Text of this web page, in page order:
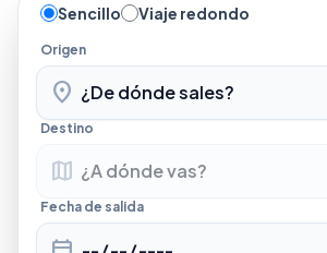
Sencillo Viaje redondo
Origen
location_on
Destino
map
Fecha de salida